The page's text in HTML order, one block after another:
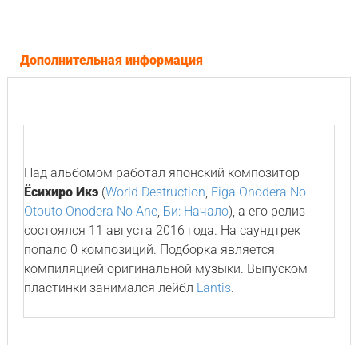
Дополнительная информация
Над альбомом работал японский композитор
Ёсихиро Икэ(World Destruction, Eiga Onodera No
Otouto Onodera No Ane, Би: Начало), а его релиз
состоялся 11 августа 2016 года. На саундтрек
попало 0 композиций. Подборка является
компиляцией оригинальной музыки. Выпуском
пластинки занимался лейбл Lantis.